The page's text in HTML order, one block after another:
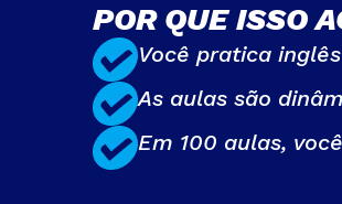
POR QUE ISSO
Você pratica
As aulas são
Em 100 aulas,